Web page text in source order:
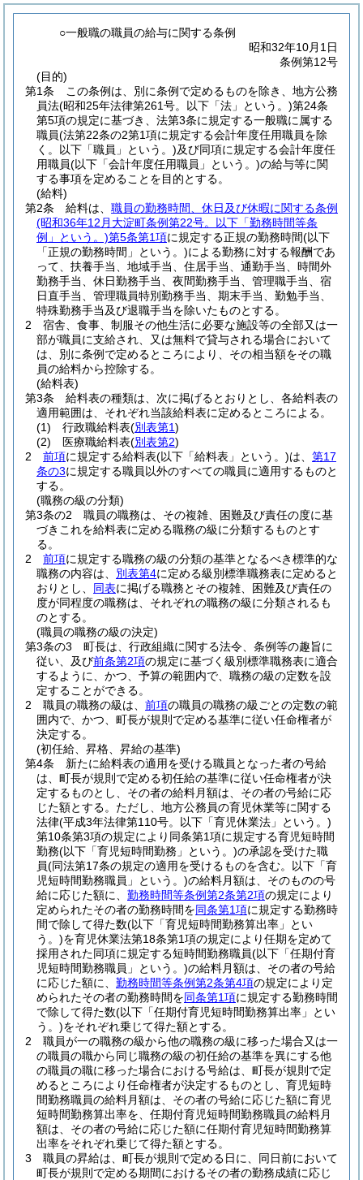
○一般職の職員の給与に関する条例
昭和32年10月1日
条例第12号
(目的)
第1条
この条例は、別に条例で定めるものを除き、地方公務
員法(昭和25年法律第261号。以下「法」という。)第24条
第5項の規定に基づき、法第3条に規定する一般職に属する
職員(法第22条の2第1項に規定する会計年度任用職員を除
く。以下「職員」という。)及び同項に規定する会計年度任
用職員(以下「会計年度任用職員」という。)の給与等に関
する事項を定めることを目的とする。
(給料)
第2条
給料は、 職員の勤務時間、休日及び休暇に関する条例
(昭和36年12月大淀町条例第22号。以下「勤務時間等条
例」という。)第5条第1項に規定する正規の勤務時間(以下
「正規の勤務時間」という。)による勤務に対する報酬であ
って、扶養手当、地域手当、住居手当、通勤手当、時間外
勤務手当、休日勤務手当、夜間勤務手当、管理職手当、宿
日直手当、管理職員特別勤務手当、期末手当、勤勉手当、
特殊勤務手当及び退職手当を除いたものとする。
2
宿舎、食事、制服その他生活に必要な施設等の全部又は一
部が職員に支給され、又は無料で貸与される場合において
は、別に条例で定めるところにより、その相当額をその職
員の給料から控除する。
(給料表)
第3条
給料表の種類は、次に掲げるとおりとし、各給料表の
適用範囲は、それぞれ当該給料表に定めるところによる。
(1)
行政職給料表(別表第1)
(2)
医療職給料表(別表第2)
2
前項に規定する給料表(以下「給料表」という。)は、 第17
条の3に規定する職員以外のすべての職員に適用するものと
する。
(職務の級の分類)
第3条の2
職員の職務は、その複雑、困難及び責任の度に基
づきこれを給料表に定める職務の級に分類するものとす
る。
2
前項に規定する職務の級の分類の基準となるべき標準的な
職務の内容は、 別表第4に定める級別標準職務表に定めると
おりとし、 同表に掲げる職務とその複雑、困難及び責任の
度が同程度の職務は、それぞれの職務の級に分類されるも
のとする。
(職員の職務の級の決定)
第3条の3
町長は、行政組織に関する法令、条例等の趣旨に
従い、及び前条第2項の規定に基づく級別標準職務表に適合
するように、かつ、予算の範囲内で、職務の級の定数を設
定することができる。
2
職員の職務の級は、 前項の職員の職務の級ごとの定数の範
囲内で、かつ、町長が規則で定める基準に従い任命権者が
決定する。
(初任給、昇格、昇給の基準)
第4条
新たに給料表の適用を受ける職員となった者の号給
は、町長が規則で定める初任給の基準に従い任命権者が決
定するものとし、その者の給料月額は、その者の号給に応
じた額とする。 ただし、地方公務員の育児休業等に関する
法律(平成3年法律第110号。以下「育児休業法」という。)
第10条第3項の規定により同条第1項に規定する育児短時間
勤務(以下「育児短時間勤務」という。)の承認を受けた職
員(同法第17条の規定の適用を受けるものを含む。以下「育
児短時間勤務職員」という。)の給料月額は、そのものの号
給に応じた額に、 勤務時間等条例第2条第2項の規定により
定められたその者の勤務時間を同条第1項に規定する勤務時
間で除して得た数(以下「育児短時間勤務算出率」とい
う。)を育児休業法第18条第1項の規定により任期を定めて
採用された同項に規定する短時間勤務職員(以下「任期付育
児短時間勤務職員」という。)の給料月額は、その者の号給
に応じた額に、 勤務時間等条例第2条第4項の規定により定
められたその者の勤務時間を同条第1項に規定する勤務時間
で除して得た数(以下「任期付育児短時間勤務算出率」とい
う。)をそれぞれ乗じて得た額とする。
2
職員が一の職務の級から他の職務の級に移った場合又は一
の職員の職から同じ職務の級の初任給の基準を異にする他
の職員の職に移った場合における号給は、町長が規則で定
めるところにより任命権者が決定するものとし、育児短時
間勤務職員の給料月額は、その者の号給に応じた額に育児
短時間勤務算出率を、任期付育児短時間勤務職員の給料月
額は、その者の号給に応じた額に任期付育児短時間勤務算
出率をそれぞれ乗じて得た額とする。
3
職員の昇給は、町長が規則で定める日に、同日前において
町長が規則で定める期間におけるその者の勤務成績に応じ